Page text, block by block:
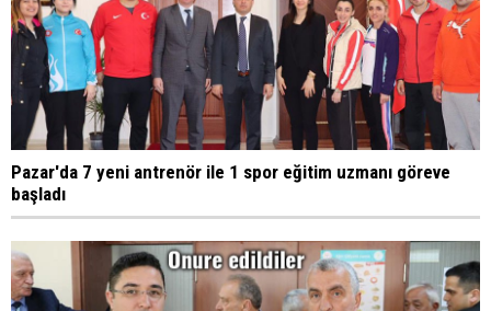
Pazar'da 7 yeni antrenör ile 1 spor eğitim uzmanı göreve
başladı